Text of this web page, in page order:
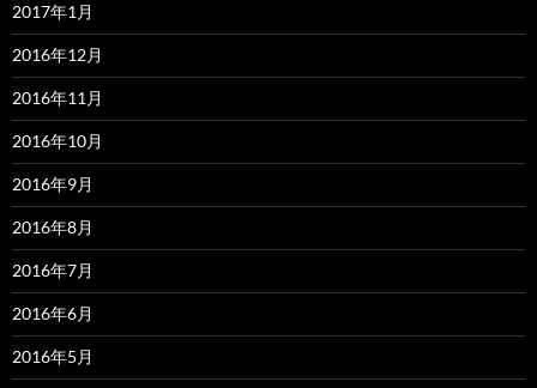
2017年1月
2016年12月
2016年11月
2016年10月
2016年9月
2016年8月
2016年7月
2016年6月
2016年5月